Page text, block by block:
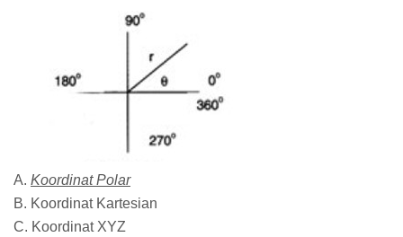
A. Koordinat Polar
B. Koordinat Kartesian
C. Koordinat XYZ